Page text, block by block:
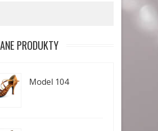
PRODUKTY
Model 104